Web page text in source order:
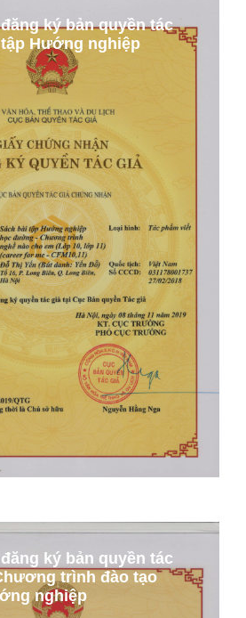
ký bản quyền tác
Hướng nghiệp
ký bản quyền tác
trình đào tạo
nghiệp